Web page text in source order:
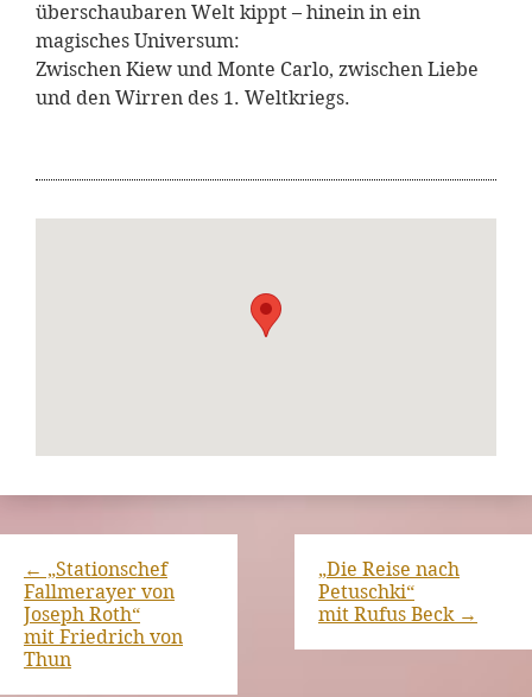
überschaubaren Welt kippt – hinein in ein
magisches Universum:
Zwischen Kiew und Monte Carlo, zwischen Liebe
und den Wirren des 1. Weltkriegs.
← „Stationschef
Fallmerayer von
Joseph Roth“
mit Friedrich von
Thun
„Die Reise nach
Petuschki“
mit Rufus Beck →